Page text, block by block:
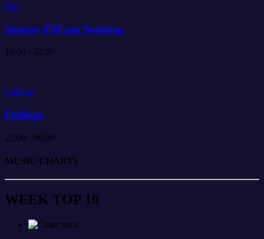
Pop
Sunray-FM am Sonntag
16:00 - 22:00
Chillout
Feelings
22:00 - 06:00
MUSIC CHARTS
WEEK TOP 10